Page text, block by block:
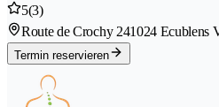
5(3)
Route de Crochy 241024 Ecublens
Termin reservieren